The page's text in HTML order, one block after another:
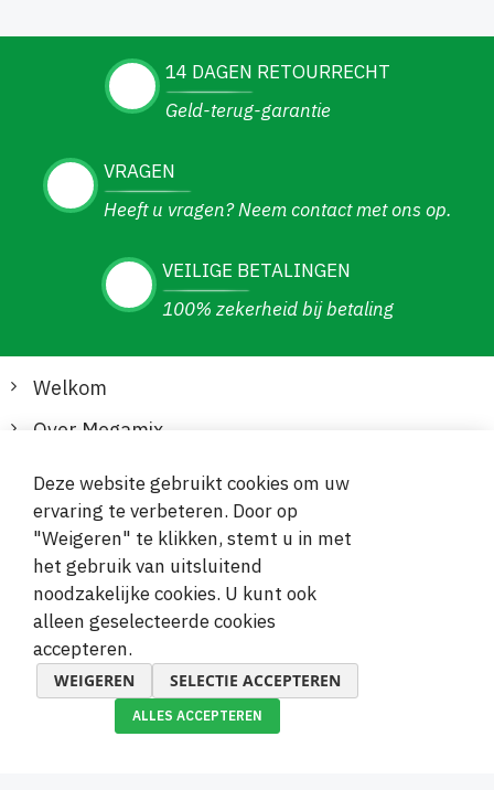
14 DAGEN RETOURRECHT
Geld-terug-garantie
VRAGEN
Heeft u vragen? Neem contact met ons op.
VEILIGE BETALINGEN
100% zekerheid bij betaling
Welkom
Over Megamix
Informatie
Klantenservice
Veilige en gemakkelijke betalingen
Deze website gebruikt cookies om uw
ervaring te verbeteren. Door op
"Weigeren" te klikken, stemt u in met
het gebruik van uitsluitend
noodzakelijke cookies. U kunt ook
alleen geselecteerde cookies
accepteren.
WEIGEREN SELECTIE ACCEPTEREN
ALLES ACCEPTEREN